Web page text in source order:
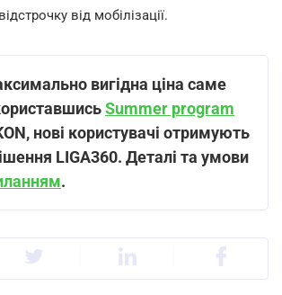
від мобілізації.
вигідна ціна саме
Summer program
нові користувачі отримують
LIGA360. Деталі та умови
.